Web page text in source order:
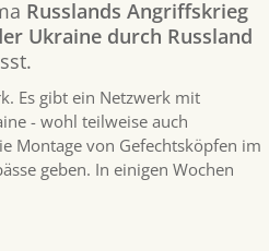
Russlands Angriffskrieg
Ukraine durch Russland
Es gibt ein Netzwerk mit
- wohl teilweise auch
Montage von Gefechtsköpfen im
geben. In einigen Wochen